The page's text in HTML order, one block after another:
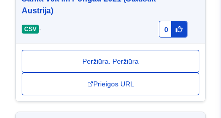
Austrija)
CSV - 0
Peržiūra. Peržiūra
Prieigos URL